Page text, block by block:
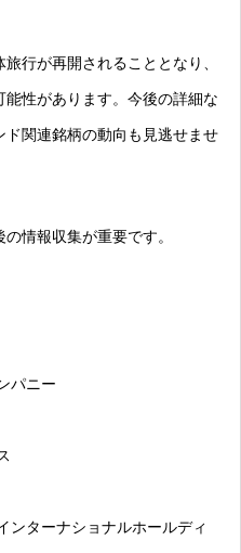
行が再開されることとなり、
性があります。今後の詳細な
関連銘柄の動向も見逃せませ
情報収集が重要です。
パニー
ンターナショナルホールディ